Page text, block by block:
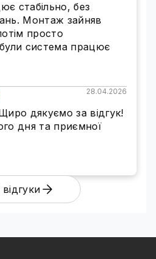
та встановити комплект
на 4 камери, визначтеся
контролювати й
для бізнесу,
виконувати?
працівників
надзвичайних
оперативного
заходів
злодійства з боку
чи відвідувачів
за зберіганням
грошей та інших
стабільно, без
Монтаж зайняв
просто
система працює
28.04.2026
дякуємо за відгук!
дня та приємної
відгуки